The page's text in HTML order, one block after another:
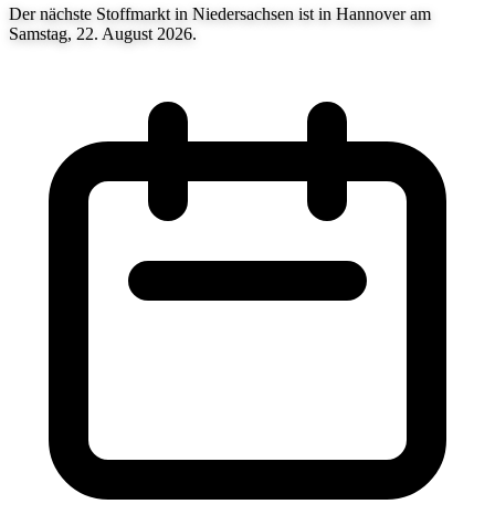
Der nächste Stoffmarkt in Niedersachsen ist in Hannover am
Samstag, 22. August 2026.